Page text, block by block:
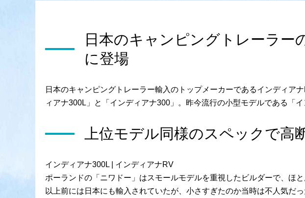
日本のキャンピングトレーラー
に登場
日本のキャンピングトレーラー輸入のトップメーカーであるインディア
ィアナ300L」と「インディアナ300」。昨今流行の小型モデルである「
上位モデル同様のスペックで高
インディアナ300L | インディアナRV
ポーランドの「ニワドー」はスモールモデルを重視したビルダーで、ほ
以上前には日本にも輸入されていたが、小さすぎたのか当時は不人気だっ